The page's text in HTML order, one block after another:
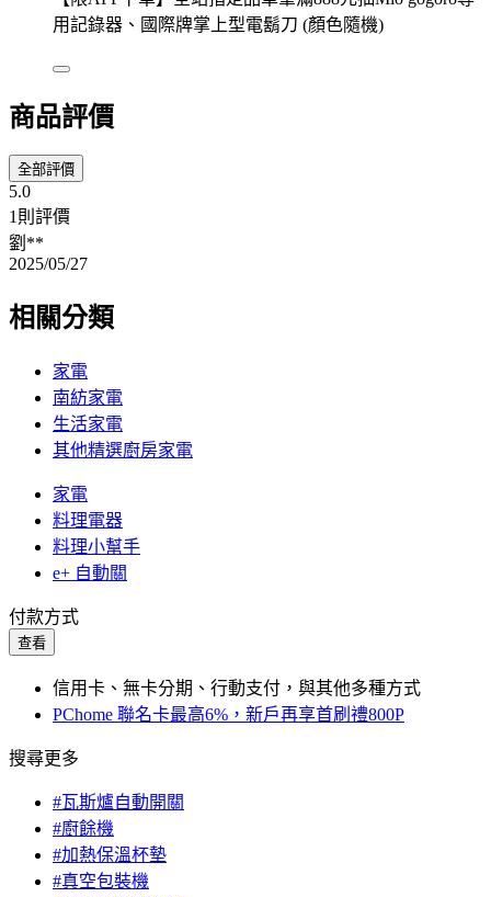
用記錄器、國際牌掌上型電鬍刀 (顏色隨機)
商品評價
全部評價
5.0
1則評價
劉**
2025/05/27
相關分類
家電
南紡家電
生活家電
其他精選廚房家電
家電
料理電器
料理小幫手
e+ 自動關
付款方式
查看
信用卡、無卡分期、行動支付，與其他多種方式
PChome 聯名卡最高6%，新戶再享首刷禮800P
搜尋更多
#瓦斯爐自動開關
#廚餘機
#加熱保溫杯墊
#真空包裝機